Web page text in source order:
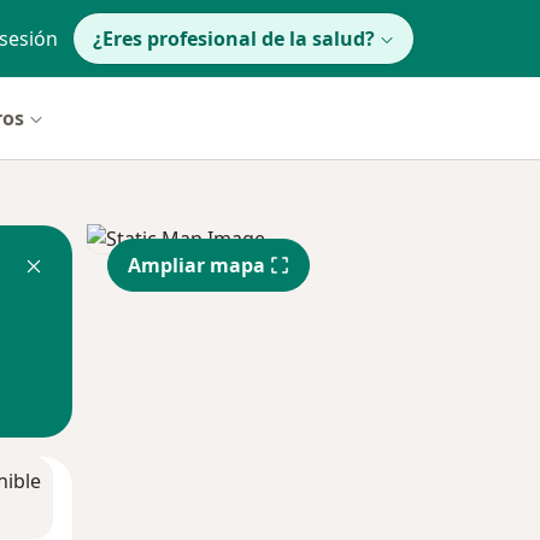
¿Eres profesional de la salud?
Ampliar mapa